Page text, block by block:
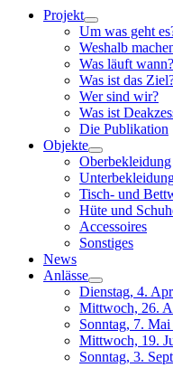
Projekt
Um was geht
Weshalb
Was läuft wann?
Was ist das
Wer sind wir?
Was ist
Die Publikation
Objekte
Oberbekleidung
Tisch- und
Hüte und
Accessoires
Sonstiges
News
Anlässe
Dienstag, 4.
Mittwoch, 26.
Sonntag, 7.
Mittwoch, 19.
Sonntag, 3.